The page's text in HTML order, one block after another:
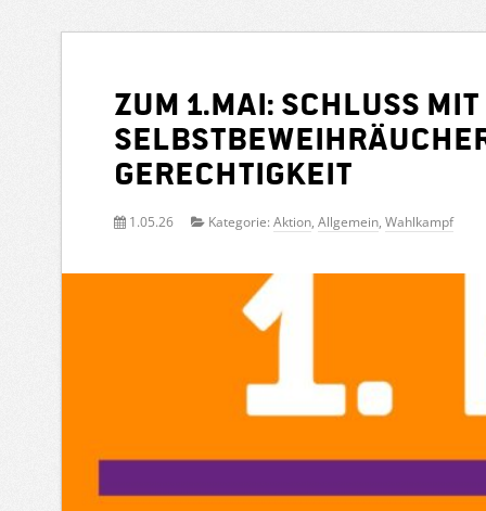
Zum 1.Mai: Schluss
Gerechtigkeit
1.05.26 Kategorie: Aktion, Allgemein, Wahlkampf